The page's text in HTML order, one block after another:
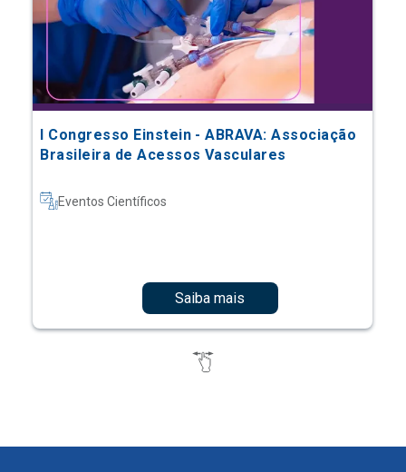
I Congresso Einstein - ABRAVA: Associação
Brasileira de Acessos Vasculares
Eventos Científicos
Saiba mais